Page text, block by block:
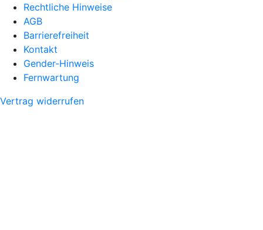
Rechtliche Hinweise
AGB
Barrierefreiheit
Kontakt
Gender-Hinweis
Fernwartung
Vertrag widerrufen